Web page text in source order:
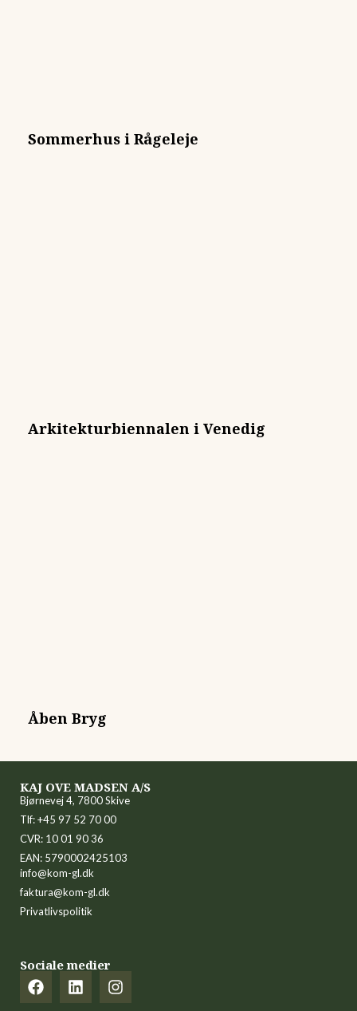
Sommerhus i Rågeleje
Arkitekturbiennalen i Venedig
Åben Bryg
KAJ OVE MADSEN A/S
Bjørnevej 4, 7800 Skive
Tlf: +45 97 52 70 00
CVR: 10 01 90 36
EAN: 5790002425103
info@kom-gl.dk
faktura@kom-gl.dk
Privatlivspolitik
Sociale medier